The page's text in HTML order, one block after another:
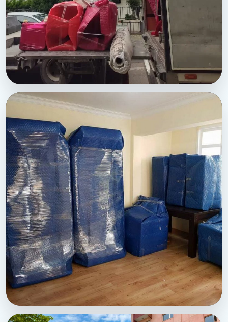
Sehitkamil Ambalajlama ve Paketleme - Asansorlu
yukleme sahasi
Sehitkamil Ambalajlama ve Paketleme - Sahinbey